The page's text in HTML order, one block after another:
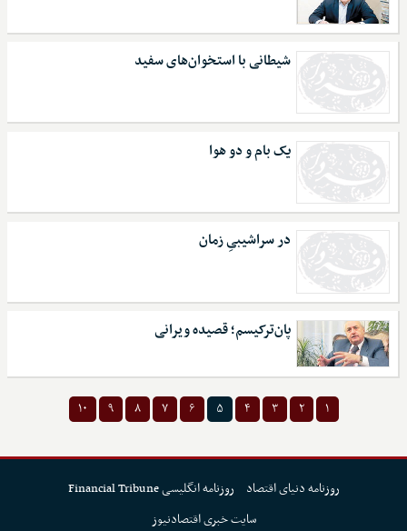
شیطانی با استخوان‌های سفید
یک بام و دو هوا
در سراشیبیِ زمان
پان‌ترکیسم؛ قصیده ویرانی
۱ ۲ ۳ ۴ ۵ ۶ ۷ ۸ ۹ ۱۰
روزنامه دنیای اقتصاد
روزنامه انگلیسی Financial Tribune
سایت خبری اقتصادنیوز